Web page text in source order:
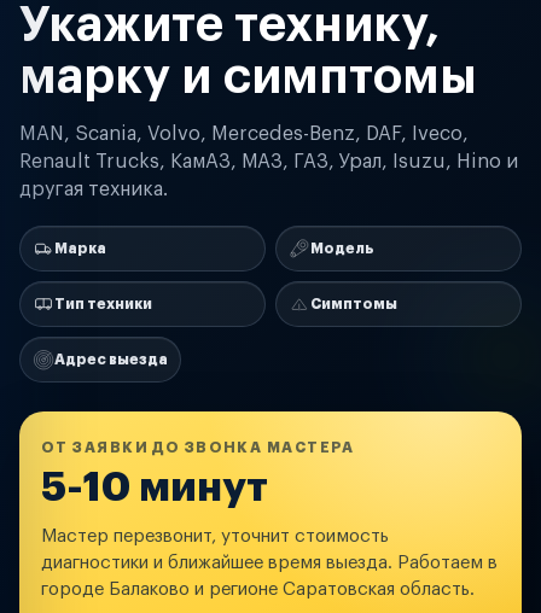
Укажите технику,
марку и симптомы
MAN, Scania, Volvo, Mercedes-Benz, DAF, Iveco,
Renault Trucks, КамАЗ, МАЗ, ГАЗ, Урал, Isuzu, Hino и
другая техника.
Марка Модель
Тип техники Симптомы
Адрес выезда
ОТ ЗАЯВКИ ДО ЗВОНКА МАСТЕРА
5-10 минут
Мастер перезвонит, уточнит стоимость
диагностики и ближайшее время выезда. Работаем в
городе Балаково и регионе Саратовская область.